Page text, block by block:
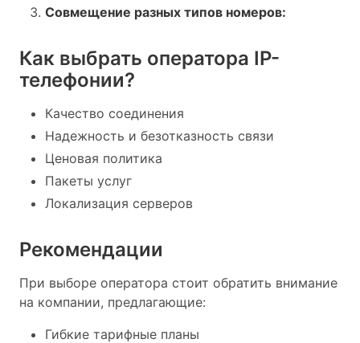
Совмещение разных типов номеров:
Как выбрать оператора IP-
телефонии?
Качество соединения
Надежность и безотказность связи
Ценовая политика
Пакеты услуг
Локализация серверов
Рекомендации
При выборе оператора стоит обратить внимание
на компании, предлагающие:
Гибкие тарифные планы